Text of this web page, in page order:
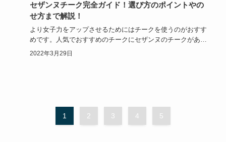
セザンヌチーク完全ガイド！選び方のポイントやの
せ方まで解説！
より女子力をアップさせるためにはチークを使うのがおすす
めです。人気でおすすめのチークにセザンヌのチークがある
のですがどんな…
2022年3月29日
1 2 3 4 5